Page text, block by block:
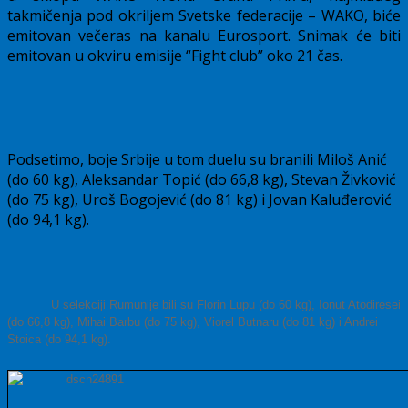
takmičenja pod okriljem Svetske federacije – WAKO, biće
emitovan večeras na kanalu Eurosport. Snimak će biti
emitovan u okviru emisije “Fight club” oko 21 čas.
Podsetimo, boje Srbije u tom duelu su branili Miloš Anić
(do 60 kg), Aleksandar Topić (do 66,8 kg), Stevan Živković
(do 75 kg), Uroš Bogojević (do 81 kg) i Jovan Kaluđerović
(do 94,1 kg).
U selekciji Rumunije bili su Florin Lupu (do 60 kg), Ionut Atodiresei
(do 66,8 kg), Mihai Barbu (do 75 kg), Viorel Butnaru (do 81 kg) i Andrei
Stoica (do 94,1 kg).